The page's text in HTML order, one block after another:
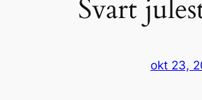
Svart
okt 23,